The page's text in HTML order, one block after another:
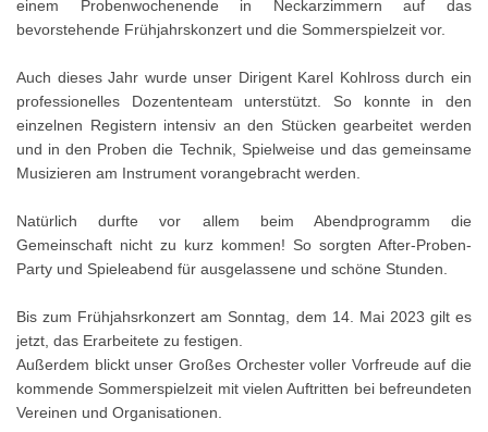
einem Probenwochenende in Neckarzimmern auf das
bevorstehende Frühjahrskonzert und die Sommerspielzeit vor.
Auch dieses Jahr wurde unser Dirigent Karel Kohlross durch ein
professionelles Dozententeam unterstützt. So konnte in den
einzelnen Registern intensiv an den Stücken gearbeitet werden
und in den Proben die Technik, Spielweise und das gemeinsame
Musizieren am Instrument vorangebracht werden.
Natürlich durfte vor allem beim Abendprogramm die
Gemeinschaft nicht zu kurz kommen! So sorgten After-Proben-
Party und Spieleabend für ausgelassene und schöne Stunden.
Bis zum Frühjahsrkonzert am Sonntag, dem 14. Mai 2023 gilt es
jetzt, das Erarbeitete zu festigen.
Außerdem blickt unser Großes Orchester voller Vorfreude auf die
kommende Sommerspielzeit mit vielen Auftritten bei befreundeten
Vereinen und Organisationen.